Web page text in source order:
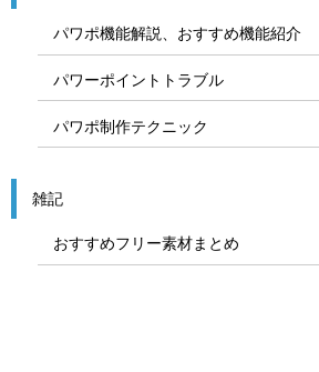
パワポ機能解説、おすすめ機能紹介
パワーポイントトラブル
パワポ制作テクニック
雑記
おすすめフリー素材まとめ